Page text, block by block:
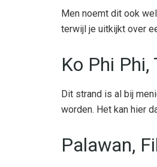
Men noemt dit ook
terwijl je uitkijkt over
Ko Phi Phi,
Dit strand is al bij
worden. Het kan hier
Palawan,